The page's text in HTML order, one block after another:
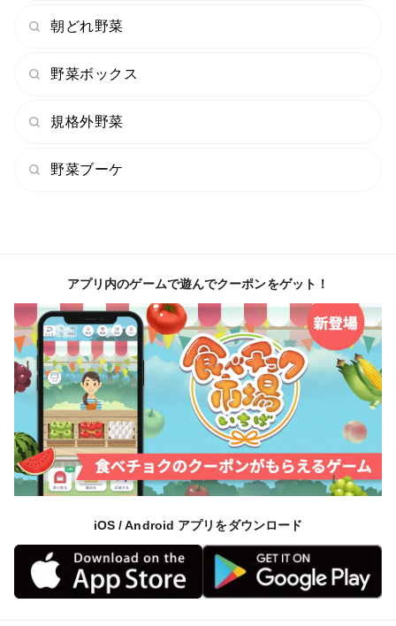
朝どれ野菜
野菜ボックス
規格外野菜
野菜ブーケ
アプリ内のゲームで遊んでクーポンをゲット！
iOS / Android アプリをダウンロード